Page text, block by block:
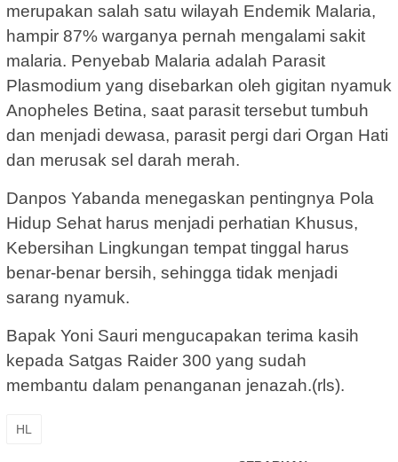
merupakan salah satu wilayah Endemik Malaria,
hampir 87% warganya pernah mengalami sakit
malaria. Penyebab Malaria adalah Parasit
Plasmodium yang disebarkan oleh gigitan nyamuk
Anopheles Betina, saat parasit tersebut tumbuh
dan menjadi dewasa, parasit pergi dari Organ Hati
dan merusak sel darah merah.
Danpos Yabanda menegaskan pentingnya Pola
Hidup Sehat harus menjadi perhatian Khusus,
Kebersihan Lingkungan tempat tinggal harus
benar-benar bersih, sehingga tidak menjadi
sarang nyamuk.
Bapak Yoni Sauri mengucapakan terima kasih
kepada Satgas Raider 300 yang sudah
membantu dalam penanganan jenazah.(rls).
HL